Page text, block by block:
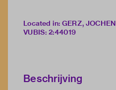
Located in: GERZ, JOCHEN
VUBIS: 2:44019
Beschrijving